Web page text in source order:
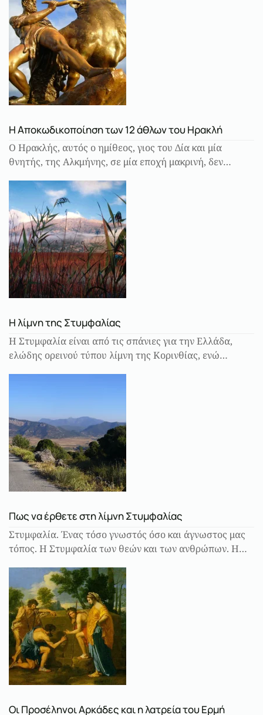
Η Αποκωδικοποίηση των 12 άθλων του Ηρακλή
Ο Ηρακλής, αυτός ο ημίθεος, γιος του Δία και μία
θνητής, της Αλκμήνης, σε μία εποχή μακρινή, δεν…
Η λίμνη της Στυμφαλίας
Η Στυμφαλία είναι από τις σπάνιες για την Ελλάδα,
ελώδης ορεινού τύπου λίμνη της Κορινθίας, ενώ…
Πως να έρθετε στη λίμνη Στυμφαλίας
Στυμφαλία. Ένας τόσο γνωστός όσο και άγνωστος μας
τόπος. Η Στυμφαλία των θεών και των ανθρώπων. Η…
Οι Προσέληνοι Αρκάδες και η λατρεία του Ερμή